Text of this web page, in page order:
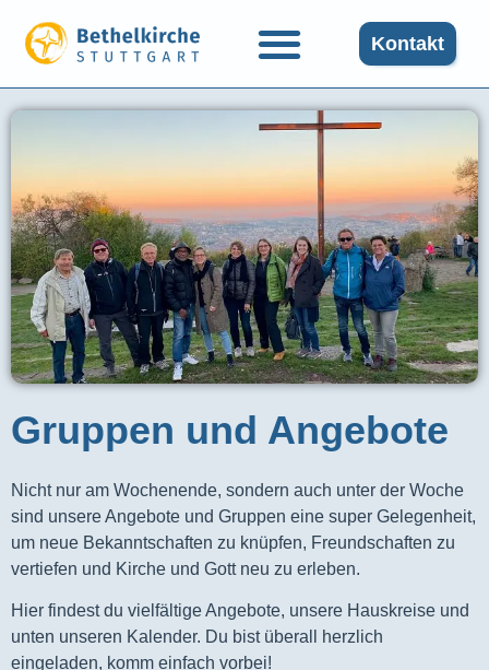
Kontakt
Gruppen und Angebote​
Nicht nur am Wochenende, sondern auch unter der Woche
sind unsere Angebote und Gruppen eine super Gelegenheit,
um neue Bekanntschaften zu knüpfen, Freundschaften zu
vertiefen und Kirche und Gott neu zu erleben.
Hier findest du vielfältige Angebote, unsere Hauskreise und
unten unseren Kalender. Du bist überall herzlich
eingeladen, komm einfach vorbei!